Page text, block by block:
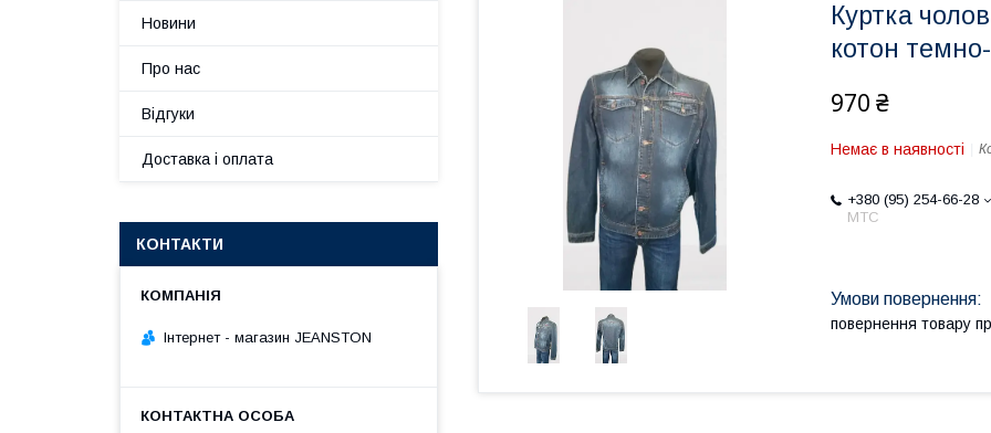
Куртка
котон
970 ₴
Немає в наявності
+380 (95) 254-66-28
МТС
повернення товару
Новини
Про нас
Відгуки
Доставка і оплата
КОНТАКТИ
Інтернет - магазин JEANSTON